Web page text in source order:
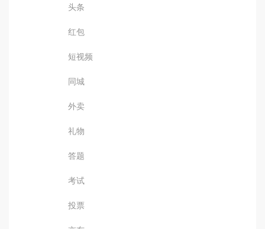
头条
红包
短视频
同城
外卖
礼物
答题
考试
投票